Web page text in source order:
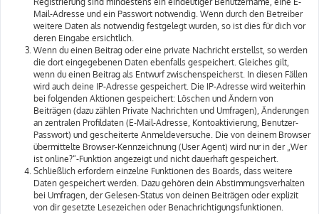
Mail-Adresse und ein Passwort notwendig. Wenn durch den Betreiber
weitere Daten als notwendig festgelegt wurden, so ist dies für dich vor
deren Eingabe ersichtlich.
Wenn du einen Beitrag oder eine private Nachricht erstellst, so werden
die dort eingegebenen Daten ebenfalls gespeichert. Gleiches gilt,
wenn du einen Beitrag als Entwurf zwischenspeicherst. In diesen Fällen
wird auch deine IP-Adresse gespeichert. Die IP-Adresse wird weiterhin
bei folgenden Aktionen gespeichert: Löschen und Ändern von
Beiträgen (dazu zählen Private Nachrichten und Umfragen), Änderungen
an zentralen Profildaten (E-Mail-Adresse, Kontoaktivierung, Benutzer-
Passwort) und gescheiterte Anmeldeversuche. Die von deinem Browser
übermittelte Browser-Kennzeichnung (User Agent) wird nur in der „Wer
ist online?“-Funktion angezeigt und nicht dauerhaft gespeichert.
Schließlich erfordern einzelne Funktionen des Boards, dass weitere
Daten gespeichert werden. Dazu gehören dein Abstimmungsverhalten
bei Umfragen, der Gelesen-Status von deinen Beiträgen oder explizit
von dir gesetzte Lesezeichen oder Benachrichtigungsfunktionen.